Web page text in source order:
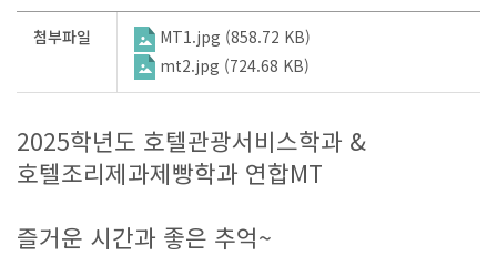
첨부파일
MT1.jpg (858.72 KB)
mt2.jpg (724.68 KB)
2025학년도 호텔관광서비스학과 &
호텔조리제과제빵학과 연합MT
즐거운 시간과 좋은 추억~